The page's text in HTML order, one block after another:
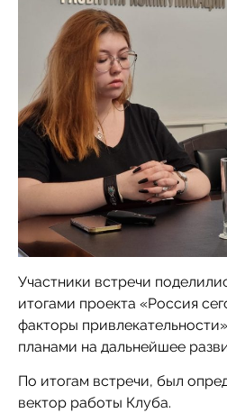
Участники встречи
итогами проекта «Россия
факторы
планами на дальнейшее
По итогам встречи, был
вектор работы Клуба.